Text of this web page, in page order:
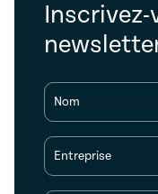
Nom
Entreprise